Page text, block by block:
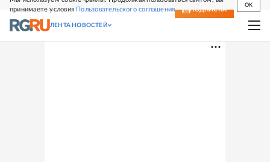
принимаете условия Пользовательского соглашения
OK
СВЕЖИЙ НОМЕР ПОДПИСКА
ЛЕНТА НОВОСТЕЙ